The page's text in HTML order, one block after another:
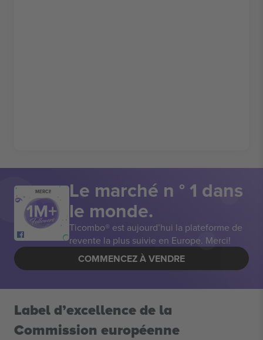
MERCI! Le marché n ° 1 dans
le monde.
Ticombo® est aujourd’hui la plateforme de
revente la plus suivie en Europe. Merci!
COMMENCEZ À VENDRE
Label d’excellence de la
Commission européenne